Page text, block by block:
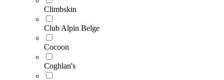
Climbskin
Club Alpin Belge
Cocoon
Coghlan's